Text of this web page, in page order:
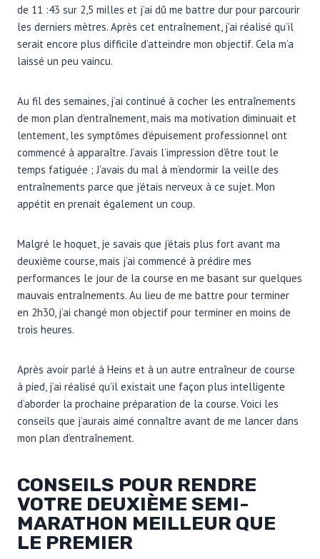
de 11 :43 sur 2,5 milles et j’ai dû me battre dur pour parcourir
les derniers mètres. Après cet entraînement, j’ai réalisé qu’il
serait encore plus difficile d’atteindre mon objectif. Cela m’a
laissé un peu vaincu.
Au fil des semaines, j’ai continué à cocher les entraînements
de mon plan d’entraînement, mais ma motivation diminuait et
lentement, les symptômes d’épuisement professionnel ont
commencé à apparaître. J’avais l’impression d’être tout le
temps fatiguée ; J’avais du mal à m’endormir la veille des
entraînements parce que j’étais nerveux à ce sujet. Mon
appétit en prenait également un coup.
Malgré le hoquet, je savais que j’étais plus fort avant ma
deuxième course, mais j’ai commencé à prédire mes
performances le jour de la course en me basant sur quelques
mauvais entraînements. Au lieu de me battre pour terminer
en 2h30, j’ai changé mon objectif pour terminer en moins de
trois heures.
Après avoir parlé à Heins et à un autre entraîneur de course
à pied, j’ai réalisé qu’il existait une façon plus intelligente
d’aborder la prochaine préparation de la course. Voici les
conseils que j’aurais aimé connaître avant de me lancer dans
mon plan d’entraînement.
CONSEILS POUR RENDRE
VOTRE DEUXIÈME SEMI-
MARATHON MEILLEUR QUE
LE PREMIER